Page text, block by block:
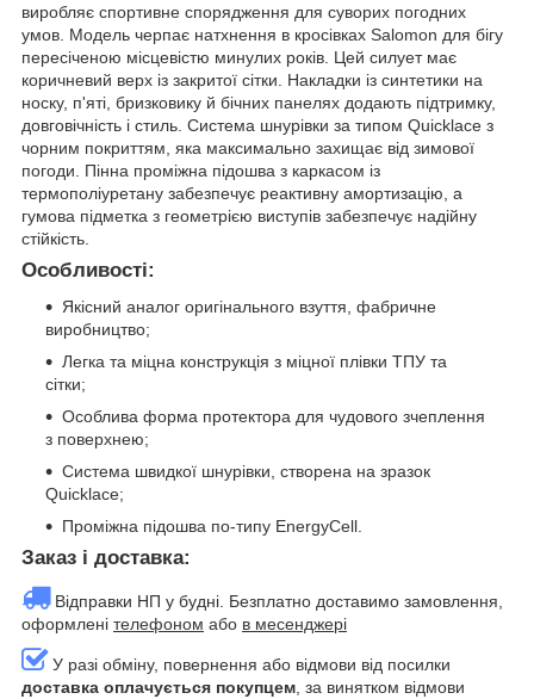
виробляє спортивне спорядження для суворих погодних
умов. Модель черпає натхнення в кросівках Salomon для бігу
пересіченою місцевістю минулих років. Цей силует має
коричневий верх із закритої сітки. Накладки із синтетики на
носку, п'яті, бризковику й бічних панелях додають підтримку,
довговічність і стиль. Система шнурівки за типом Quicklace з
чорним покриттям, яка максимально захищає від зимової
погоди. Пінна проміжна підошва з каркасом із
термополіуретану забезпечує реактивну амортизацію, а
гумова підметка з геометрією виступів забезпечує надійну
стійкість.
Особливості:
Якісний аналог оригінального взуття, фабричне
виробництво;
Легка та міцна конструкція з міцної плівки ТПУ та
сітки;
Особлива форма протектора для чудового зчеплення
з поверхнею;
Система швидкої шнурівки, створена на зразок
Quicklace;
Проміжна підошва по-типу EnergyCell.
Заказ і доставка:
Відправки НП у будні. Безплатно доставимо замовлення,
оформлені телефоном або в месенджері
У разі обміну, повернення або відмови від посилки
доставка оплачується покупцем, за винятком відмови